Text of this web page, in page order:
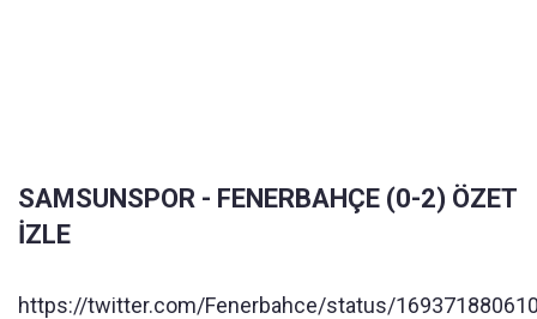
SAMSUNSPOR - FENERBAHÇE (0-2) ÖZET
İZLE
https://twitter.com/Fenerbahce/status/